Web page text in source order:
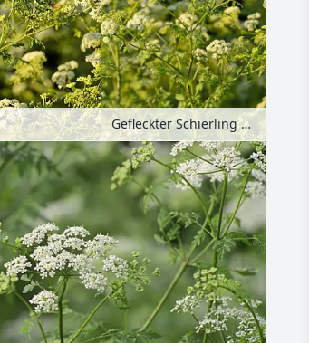
Gefleckter Schierling (Conium maculatum)